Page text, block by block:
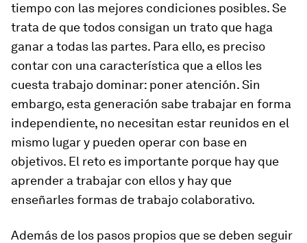
tiempo con las mejores condiciones posibles. Se
trata de que todos consigan un trato que haga
ganar a todas las partes. Para ello, es preciso
contar con una característica que a ellos les
cuesta trabajo dominar: poner atención. Sin
embargo, esta generación sabe trabajar en forma
independiente, no necesitan estar reunidos en el
mismo lugar y pueden operar con base en
objetivos. El reto es importante porque hay que
aprender a trabajar con ellos y hay que
enseñarles formas de trabajo colaborativo.
Además de los pasos propios que se deben seguir